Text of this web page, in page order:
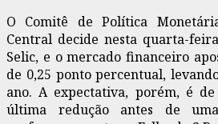
O Comitê de Política
Central decide nesta quarta-
Selic, e o mercado financeiro
de 0,25 ponto percentual,
ano. A expectativa, porém, é
última redução antes de